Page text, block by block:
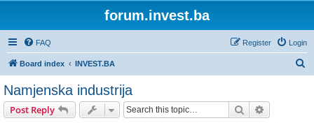
forum.invest.ba
FAQ Login
Register
Board index INVEST.BA
Namjenska industrija
Post Reply Search